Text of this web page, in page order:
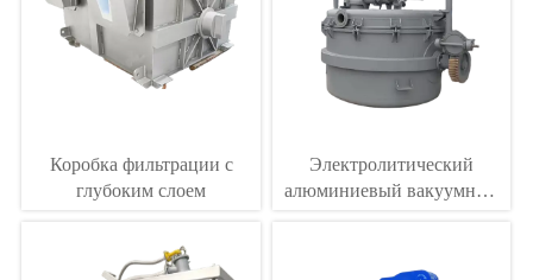
Коробка фильтрации с
глубоким слоем
Электролитический
алюминиевый вакуумный